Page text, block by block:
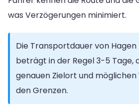
was Verzögerungen minimiert.
Die Transportdauer von
beträgt in der Regel 3-5 Tage,
genauen Zielort und
den Grenzen.